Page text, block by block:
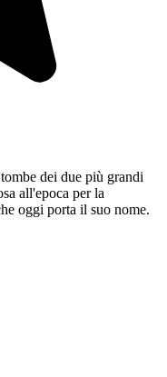
dei due più grandi
all'epoca per la
oggi porta il suo nome.